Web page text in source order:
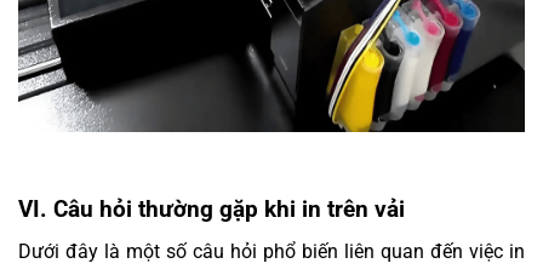
VI. Câu hỏi thường gặp khi in trên vải
Dưới đây là một số câu hỏi phổ biến liên quan đến việc in